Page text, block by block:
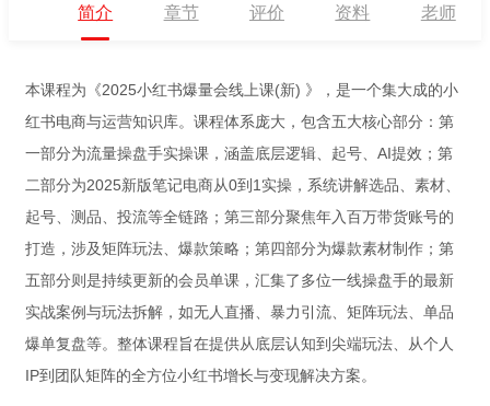
简介 章节 评价 资料 老师
本课程为《2025小红书爆量会线上课(新) 》，是一个集大成的小
红书电商与运营知识库。课程体系庞大，包含五大核心部分：第
一部分为流量操盘手实操课，涵盖底层逻辑、起号、AI提效；第
二部分为2025新版笔记电商从0到1实操，系统讲解选品、素材、
起号、测品、投流等全链路；第三部分聚焦年入百万带货账号的
打造，涉及矩阵玩法、爆款策略；第四部分为爆款素材制作；第
五部分则是持续更新的会员单课，汇集了多位一线操盘手的最新
实战案例与玩法拆解，如无人直播、暴力引流、矩阵玩法、单品
爆单复盘等。整体课程旨在提供从底层认知到尖端玩法、从个人
IP到团队矩阵的全方位小红书增长与变现解决方案。